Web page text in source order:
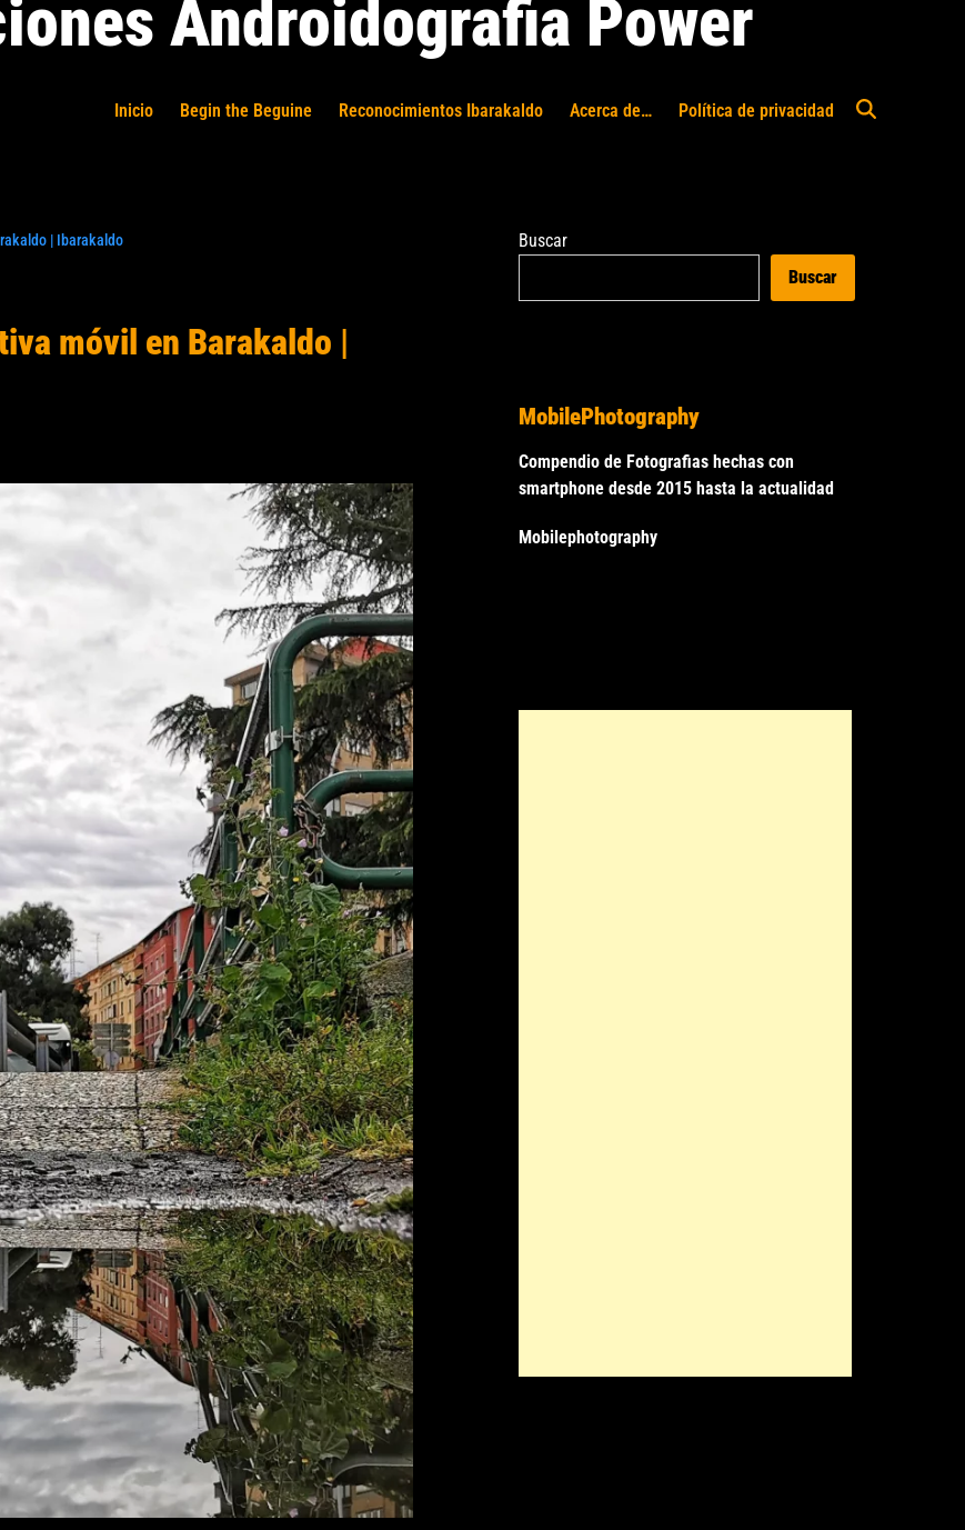
Androidografia Power
Inicio Begin the Beguine Reconocimientos Ibarakaldo Acerca de… Política de privacidad
Abrir
| Ibarakaldo
móvil en Barakaldo |
Buscar
Buscar
MobilePhotography
Compendio de Fotografias hechas con
smartphone desde 2015 hasta la actualidad
Mobilephotography